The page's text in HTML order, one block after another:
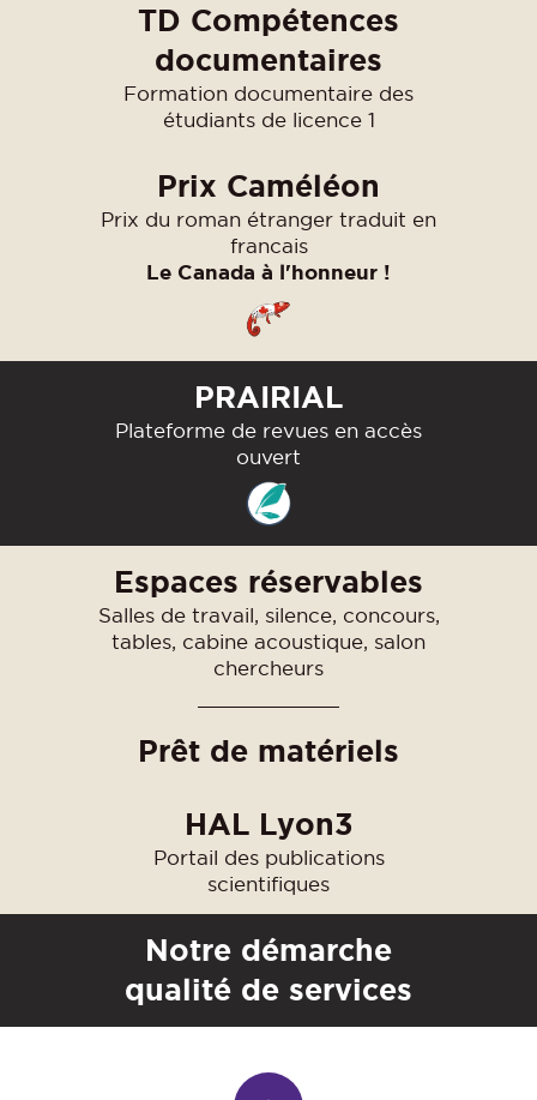
TD Compétences
documentaires
Formation documentaire des
étudiants de licence 1
Prix Caméléon
Prix du roman étranger traduit en
francais
Le Canada à l'honneur !
PRAIRIAL
Plateforme de revues en accès
ouvert
Espaces réservables
Salles de travail, silence, concours,
tables, cabine acoustique, salon
chercheurs
Prêt de matériels
HAL Lyon3
Portail des publications
scientifiques
Notre démarche
qualité de services